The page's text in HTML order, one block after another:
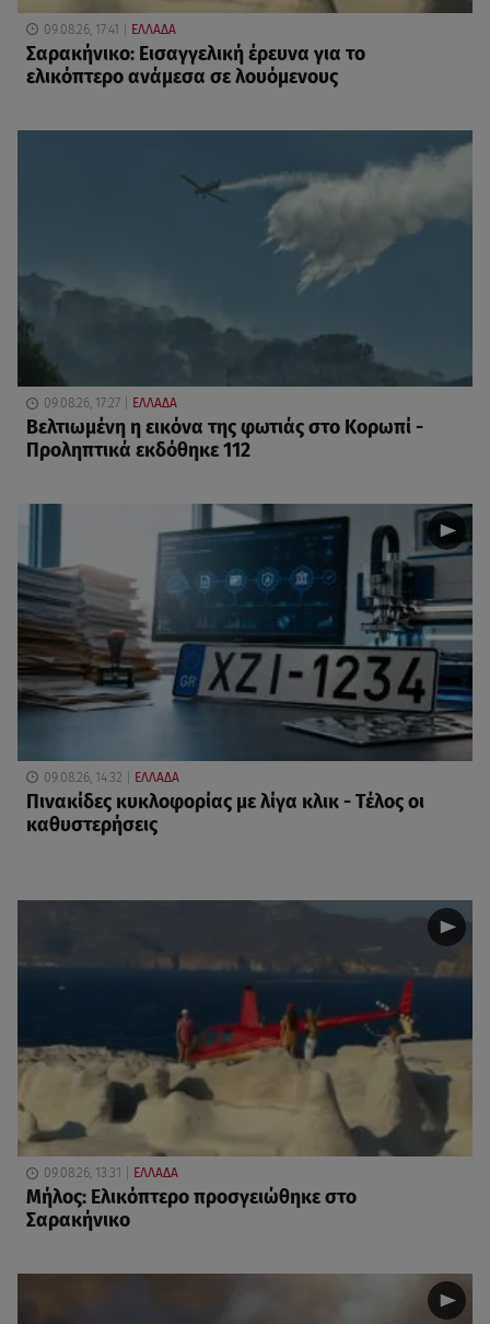
09.08.26, 17:41 ΕΛΛΑΔΑ
Σαρακήνικο: Εισαγγελική έρευνα για το
ελικόπτερο ανάμεσα σε λουόμενους
09.08.26, 17:27 ΕΛΛΑΔΑ
Βελτιωμένη η εικόνα της φωτιάς στο Κορωπί -
Προληπτικά εκδόθηκε 112
09.08.26, 14:32 ΕΛΛΑΔΑ
Πινακίδες κυκλοφορίας με λίγα κλικ - Τέλος οι
καθυστερήσεις
09.08.26, 13:31 ΕΛΛΑΔΑ
Μήλος: Ελικόπτερο προσγειώθηκε στο
Σαρακήνικο